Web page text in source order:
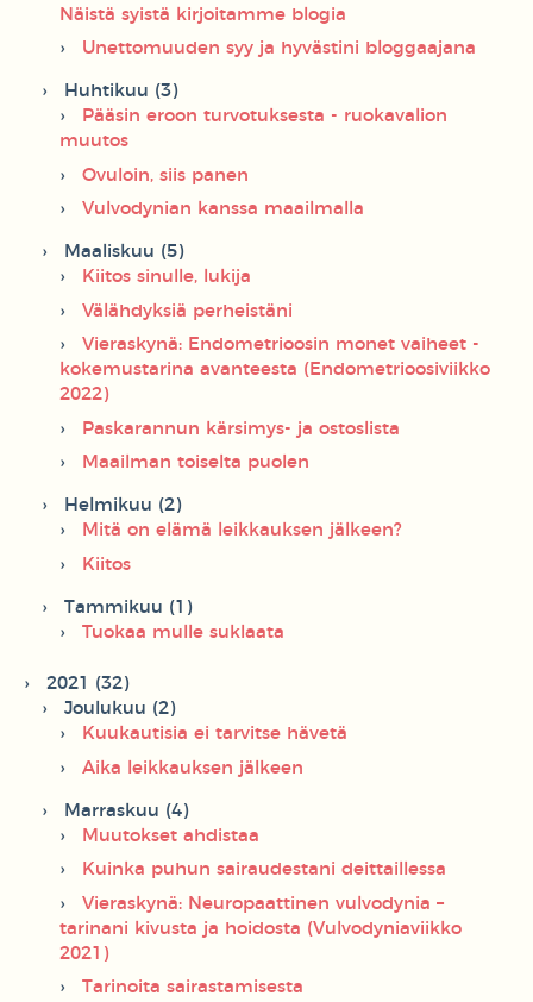
Näistä syistä kirjoitamme blogia
Unettomuuden syy ja hyvästini bloggaajana
Huhtikuu (3)
Pääsin eroon turvotuksesta - ruokavalion
muutos
Ovuloin, siis panen
Vulvodynian kanssa maailmalla
Maaliskuu (5)
Kiitos sinulle, lukija
Välähdyksiä perheistäni
Vieraskynä: Endometrioosin monet vaiheet -
kokemustarina avanteesta (Endometrioosiviikko
2022)
Paskarannun kärsimys- ja ostoslista
Maailman toiselta puolen
Helmikuu (2)
Mitä on elämä leikkauksen jälkeen?
Kiitos
Tammikuu (1)
Tuokaa mulle suklaata
2021 (32)
Joulukuu (2)
Kuukautisia ei tarvitse hävetä
Aika leikkauksen jälkeen
Marraskuu (4)
Muutokset ahdistaa
Kuinka puhun sairaudestani deittaillessa
Vieraskynä: Neuropaattinen vulvodynia –
tarinani kivusta ja hoidosta (Vulvodyniaviikko
2021)
Tarinoita sairastamisesta